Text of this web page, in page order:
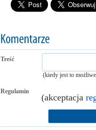
Treść
(kiedy jest to
Regulamin
(akceptacja